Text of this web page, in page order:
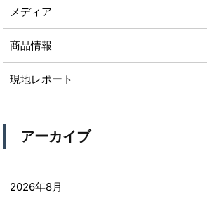
メディア
商品情報
現地レポート
アーカイブ
2026年8月